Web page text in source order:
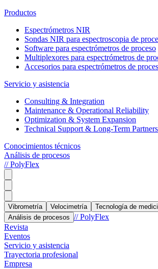
Productos
Espectrómetros NIR
Sondas NIR para espectroscopia de
Software para espectrómetros de proceso
Multiplexores para espectrómetros de
Accesorios para espectrómetros de
Servicio y asistencia
Consulting & Integration
Maintenance & Operational Reliability
Optimization & System Expansion
Technical Support & Long-Term
Conocimientos técnicos
Análisis de procesos
// PolyFlex
Vibrometría Velocimetría
Tecnología de
Análisis de procesos // PolyFlex
Revista
Eventos
Servicio y asistencia
Trayectoria profesional
Empresa